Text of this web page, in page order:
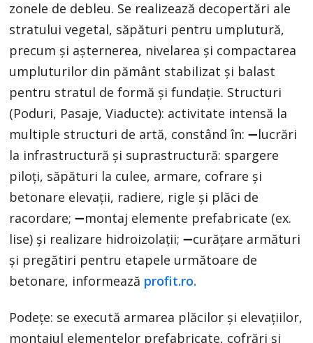
zonele de debleu. Se realizează decopertări ale
stratului vegetal, săpături pentru umplutură,
precum și așternerea, nivelarea și compactarea
umpluturilor din pământ stabilizat și balast
pentru stratul de formă și fundație. Structuri
(Poduri, Pasaje, Viaducte): activitate intensă la
multiple structuri de artă, constând în: ➖lucrări
la infrastructură și suprastructură: spargere
piloți, săpături la culee, armare, cofrare și
betonare elevații, radiere, rigle și plăci de
racordare; ➖montaj elemente prefabricate (ex.
lise) și realizare hidroizolații; ➖curățare armături
și pregătiri pentru etapele următoare de
betonare, informează profit.ro.
Podețe: se execută armarea plăcilor și elevațiilor,
montajul elementelor prefabricate, cofrări și